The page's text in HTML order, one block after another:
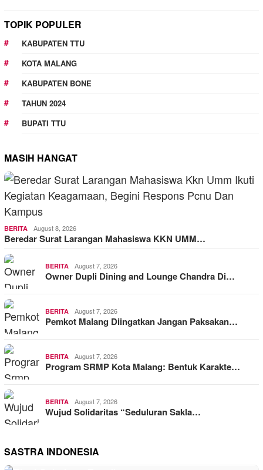
TOPIK POPULER
KABUPATEN TTU
KOTA MALANG
KABUPATEN BONE
TAHUN 2024
BUPATI TTU
MASIH HANGAT
BERITA August 8, 2026
Beredar Surat Larangan Mahasiswa KKN UMM…
BERITA August 7, 2026
Owner Dupli Dining and Lounge Chandra Di…
BERITA August 7, 2026
Pemkot Malang Diingatkan Jangan Paksakan…
BERITA August 7, 2026
Program SRMP Kota Malang: Bentuk Karakte…
BERITA August 7, 2026
Wujud Solidaritas “Seduluran Sakla…
SASTRA INDONESIA